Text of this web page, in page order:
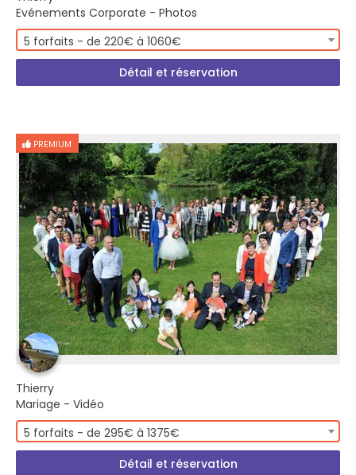
Evénements Corporate - Photos
5 forfaits - de 220€ à 1060€
Détail et réservation
PREMIUM
Thierry
Mariage - Vidéo
5 forfaits - de 295€ à 1375€
Détail et réservation